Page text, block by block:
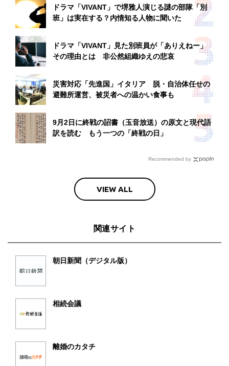
ドラマ「VIVANT」で堺雅人演じる謎の部隊「別
班」は実在する？内情知る人物に聞いた
ドラマ「VIVANT」見た別班員が「ありえねー」
その理由とは 非公然組織ゆえの悲哀
災害対応「先進国」イタリア 脱・自治体任せの
避難所運営、被災者への温かい食事も
9月2日に終戦の詔書（玉音放送）の原文と現代語
訳を読む もう一つの「終戦の日」
Recommended by
VIEW ALL
関連サイト
朝日新聞（デジタル版）
相続会議
離婚のカタチ